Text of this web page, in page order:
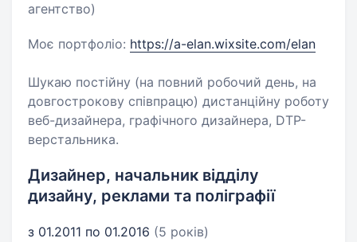
агентство)
Моє портфоліо: https://a-elan.wixsite.com/elan
Шукаю постійну (на повний робочий день, на
довгострокову співпрацю) дистанційну роботу
веб-дизайнера, графічного дизайнера, DTP-
верстальника.
Дизайнер, начальник відділу
дизайну, реклами та поліграфії
з 01.2011 по 01.2016 (5 років)